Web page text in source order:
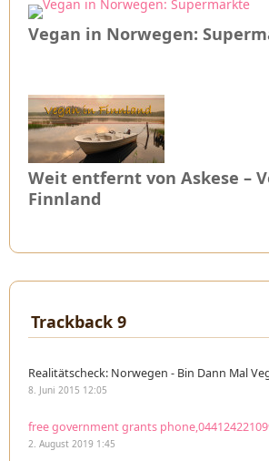
Vegan in Norwegen:
Weit entfernt von Askese –
Finnland
Trackback 9
Realitätscheck: Norwegen - Bin Dann Mal
8. Juni 2015 12:05
free government grants
2. August 2019 1:45